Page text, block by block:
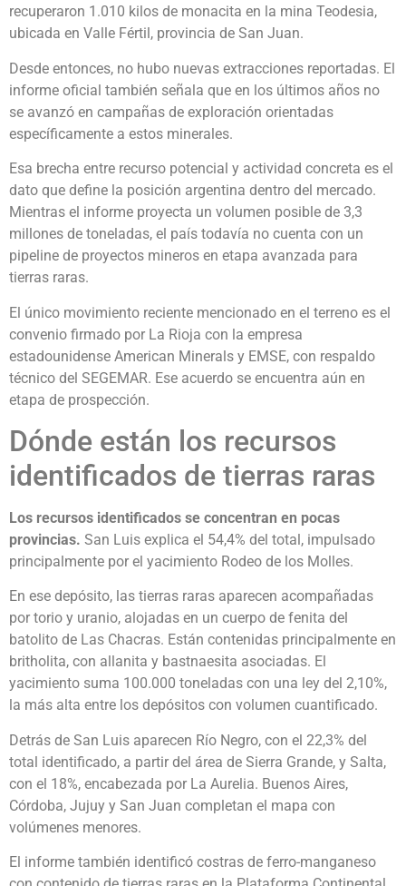
recuperaron 1.010 kilos de monacita en la mina Teodesia,
ubicada en Valle Fértil, provincia de San Juan.
Desde entonces, no hubo nuevas extracciones reportadas. El
informe oficial también señala que en los últimos años no
se avanzó en campañas de exploración orientadas
específicamente a estos minerales.
Esa brecha entre recurso potencial y actividad concreta es el
dato que define la posición argentina dentro del mercado.
Mientras el informe proyecta un volumen posible de 3,3
millones de toneladas, el país todavía no cuenta con un
pipeline de proyectos mineros en etapa avanzada para
tierras raras.
El único movimiento reciente mencionado en el terreno es el
convenio firmado por La Rioja con la empresa
estadounidense American Minerals y EMSE, con respaldo
técnico del SEGEMAR. Ese acuerdo se encuentra aún en
etapa de prospección.
Dónde están los recursos
identificados de tierras raras
Los recursos identificados se concentran en pocas
provincias. San Luis explica el 54,4% del total, impulsado
principalmente por el yacimiento Rodeo de los Molles.
En ese depósito, las tierras raras aparecen acompañadas
por torio y uranio, alojadas en un cuerpo de fenita del
batolito de Las Chacras. Están contenidas principalmente en
britholita, con allanita y bastnaesita asociadas. El
yacimiento suma 100.000 toneladas con una ley del 2,10%,
la más alta entre los depósitos con volumen cuantificado.
Detrás de San Luis aparecen Río Negro, con el 22,3% del
total identificado, a partir del área de Sierra Grande, y Salta,
con el 18%, encabezada por La Aurelia. Buenos Aires,
Córdoba, Jujuy y San Juan completan el mapa con
volúmenes menores.
El informe también identificó costras de ferro-manganeso